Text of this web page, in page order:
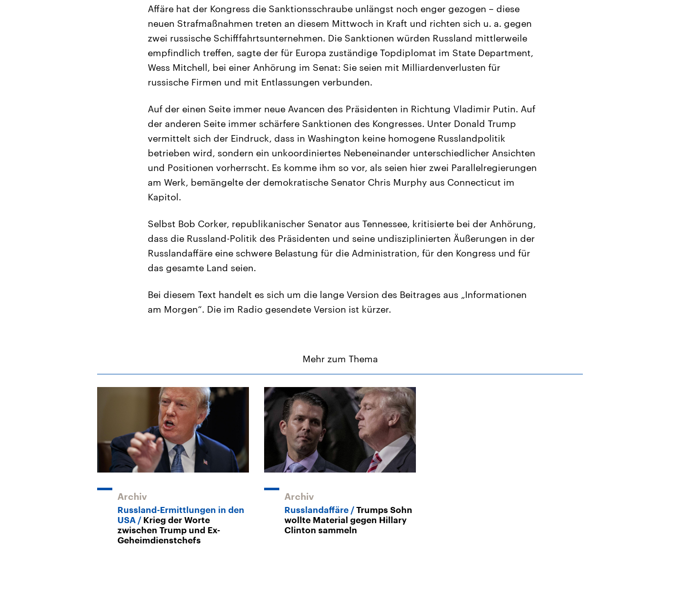
Affäre hat der Kongress die Sanktionsschraube unlängst noch enger gezogen – diese
neuen Strafmaßnahmen treten an diesem Mittwoch in Kraft und richten sich u. a. gegen
zwei russische Schifffahrtsunternehmen. Die Sanktionen würden Russland mittlerweile
empfindlich treffen, sagte der für Europa zuständige Topdiplomat im State Department,
Wess Mitchell, bei einer Anhörung im Senat: Sie seien mit Milliardenverlusten für
russische Firmen und mit Entlassungen verbunden.
Auf der einen Seite immer neue Avancen des Präsidenten in Richtung Vladimir Putin. Auf
der anderen Seite immer schärfere Sanktionen des Kongresses. Unter Donald Trump
vermittelt sich der Eindruck, dass in Washington keine homogene Russlandpolitik
betrieben wird, sondern ein unkoordiniertes Nebeneinander unterschiedlicher Ansichten
und Positionen vorherrscht. Es komme ihm so vor, als seien hier zwei Parallelregierungen
am Werk, bemängelte der demokratische Senator Chris Murphy aus Connecticut im
Kapitol.
Selbst Bob Corker, republikanischer Senator aus Tennessee, kritisierte bei der Anhörung,
dass die Russland-Politik des Präsidenten und seine undisziplinierten Äußerungen in der
Russlandaffäre eine schwere Belastung für die Administration, für den Kongress und für
das gesamte Land seien.
Bei diesem Text handelt es sich um die lange Version des Beitrages aus „Informationen
am Morgen“. Die im Radio gesendete Version ist kürzer.
Mehr zum Thema
Archiv
Russland-Ermittlungen in den
USA
Krieg der Worte
zwischen Trump und Ex-
Geheimdienstchefs
Archiv
Russlandaffäre
Trumps Sohn
wollte Material gegen Hillary
Clinton sammeln